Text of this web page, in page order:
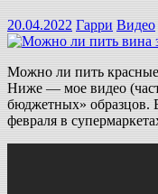
20.04.2022 Гарри Видео
Можно ли пить
Ниже — мое видео
бюджетных»
февраля в